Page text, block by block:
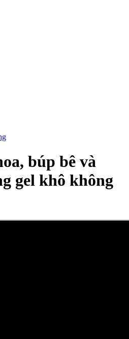
búp bê và
gel khô không